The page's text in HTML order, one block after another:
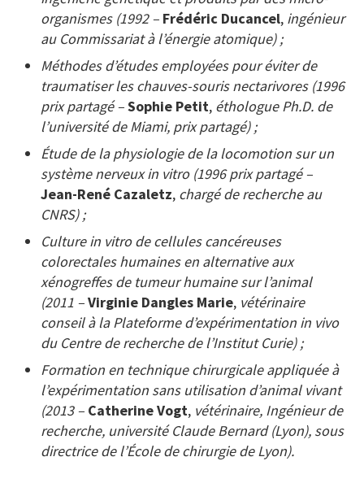
organismes (1992 – Frédéric Ducancel, ingénieur
au Commissariat à l’énergie atomique) ;
Méthodes d’études employées pour éviter de
traumatiser les chauves-souris nectarivores (1996
prix partagé –Sophie Petit, éthologue Ph.D. de
l’université de Miami, prix partagé) ;
Étude de la physiologie de la locomotion sur un
système nerveux in vitro (1996 prix partagé –
Jean-René Cazaletz, chargé de recherche au
CNRS) ;
Culture in vitro de cellules cancéreuses
colorectales humaines en alternative aux
xénogreffes de tumeur humaine sur l’animal
(2011 –Virginie Dangles Marie, vétérinaire
conseil à la Plateforme d’expérimentation in vivo
du Centre de recherche de l’Institut Curie) ;
Formation en technique chirurgicale appliquée à
l’expérimentation sans utilisation d’animal vivant
(2013 – Catherine Vogt, vétérinaire, Ingénieur de
recherche, université Claude Bernard (Lyon), sous
directrice de l’École de chirurgie de Lyon).